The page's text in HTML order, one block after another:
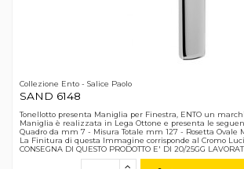
Collezione Ento - Salice Paolo
SAND 6148
Tonellotto presenta Maniglia per Finestra, ENTO un
Maniglia è realizzata in Lega Ottone e presenta le
Quadro da mm 7 - Misura Totale mm 127 - Rosetta Ovale
La Finitura di questa Immagine corrisponde al Cromo
CONSEGNA DI QUESTO PRODOTTO E' DI 20/25GG